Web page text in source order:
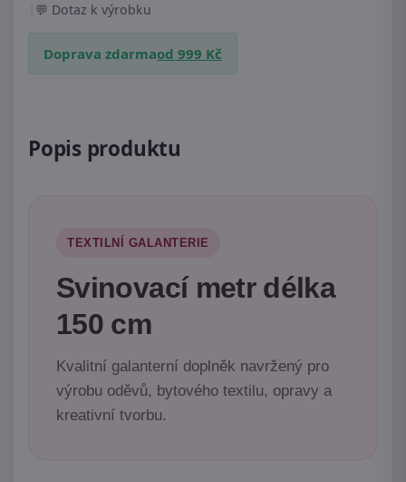
Dotaz k výrobku
Doprava zdarmaod 999 Kč
Popis produktu
TEXTILNÍ GALANTERIE
Svinovací metr délka
150 cm
Kvalitní galanterní doplněk navržený pro
výrobu oděvů, bytového textilu, opravy a
kreativní tvorbu.